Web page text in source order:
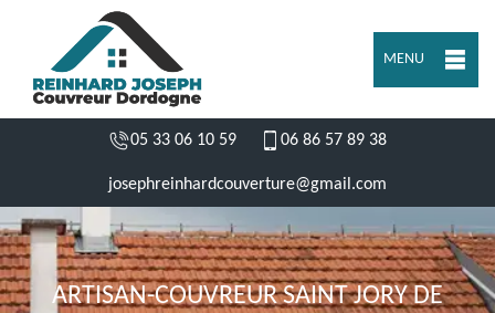
MENU
05 33 06 10 59 06 86 57 89 38
josephreinhardcouverture@gmail.com
ARTISAN-COUVREUR SAINT JORY DE